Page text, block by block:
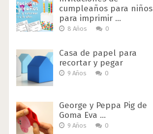
cumpleaños para niños
para imprimir …
8 Años 0
Casa de papel para
recortar y pegar
9 Años 0
George y Peppa Pig de
Goma Eva …
9 Años 0